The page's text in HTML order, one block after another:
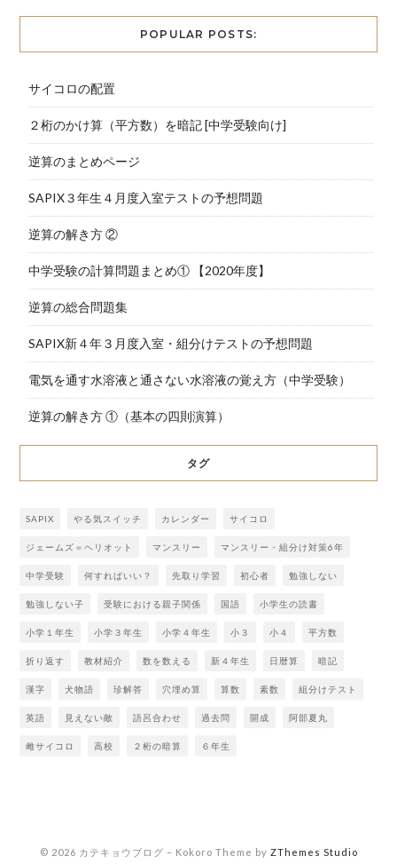
POPULAR POSTS:
サイコロの配置
２桁のかけ算（平方数）を暗記 [中学受験向け]
逆算のまとめページ
SAPIX３年生４月度入室テストの予想問題
逆算の解き方 ②
中学受験の計算問題まとめ① 【2020年度】
逆算の総合問題集
SAPIX新４年３月度入室・組分けテストの予想問題
電気を通す水溶液と通さない水溶液の覚え方（中学受験）
逆算の解き方 ①（基本の四則演算）
タグ
SAPIX やる気スイッチ カレンダー サイコロ
ジェームズ＝ヘリオット マンスリー マンスリー・組分け対策6年
中学受験 何すればいい？ 先取り学習 初心者 勉強しない
勉強しない子 受験における親子関係 国語 小学生の読書
小学１年生 小学３年生 小学４年生 小３ 小４ 平方数
折り返す 教材紹介 数を数える 新４年生 日暦算 暗記
漢字 犬物語 珍解答 穴埋め算 算数 素数 組分けテスト
英語 見えない敵 語呂合わせ 過去問 開成 阿部夏丸
雌サイコロ 高校 ２桁の暗算 ６年生
© 2026 カテキョウブログ – Kokoro Theme by ZThemes Studio